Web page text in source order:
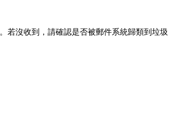
若沒收到，請確認是否被郵件系統歸類到垃圾